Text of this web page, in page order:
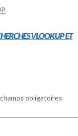
VLOOKUP ET
obligatoires